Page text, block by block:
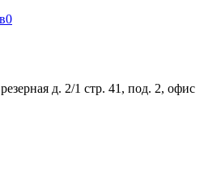
0
д. 2/1 стр. 41, под. 2, офис